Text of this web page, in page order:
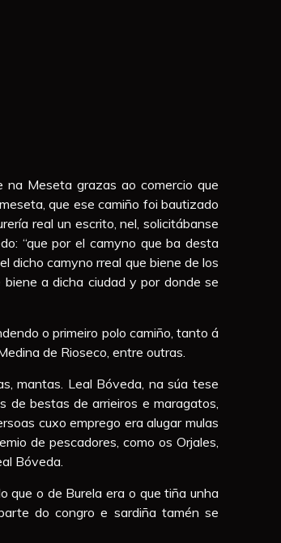
na Meseta grazas ao comercio que
que ese camiño foi bautizado
real un escrito, nel, solicitábanse
“que por el camyno que ba desta
dicho camyno rreal que biene de los
a dicha ciudad y por donde se
o primeiro polo camiño, tanto á
de Rioseco, entre outras.
mantas. Leal Bóveda, na súa tese
de bestas de arrieiros e maragatos,
cuxo emprego era alugar mulas
de pescadores, como os Orjales,
Bóveda.
que o de Burela era o que tiña unha
do congro e sardiña tamén se